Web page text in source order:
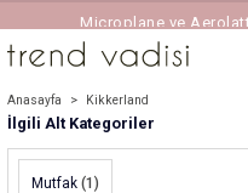
Microplane ve
Anasayfa Kikkerland
İlgili Alt Kategoriler
Mutfak (1)